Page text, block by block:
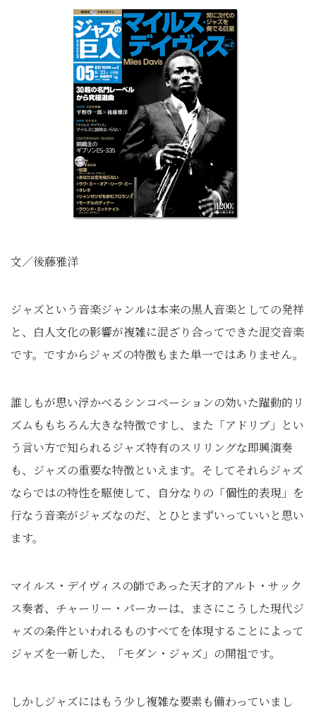
文／後藤雅洋
ジャズという音楽ジャンルは本来の黒人音楽としての発祥
と、白人文化の影響が複雑に混ざり合ってできた混交音楽
です。ですからジャズの特徴もまた単一ではありません。
誰しもが思い浮かべるシンコペーションの効いた躍動的リ
ズムももちろん大きな特徴ですし、また「アドリブ」とい
う言い方で知られるジャズ特有のスリリングな即興演奏
も、ジャズの重要な特徴といえます。そしてそれらジャズ
ならではの特性を駆使して、自分なりの「個性的表現」を
行なう音楽がジャズなのだ、とひとまずいっていいと思い
ます。
マイルス・デイヴィスの師であった天才的アルト・サック
ス奏者、チャーリー・パーカーは、まさにこうした現代ジ
ャズの条件といわれるものすべてを体現することによって
ジャズを一新した、「モダン・ジャズ」の開祖です。
しかしジャズにはもう少し複雑な要素も備わっていまし